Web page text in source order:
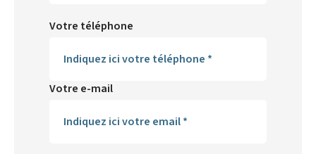
Votre téléphone
Votre e-mail